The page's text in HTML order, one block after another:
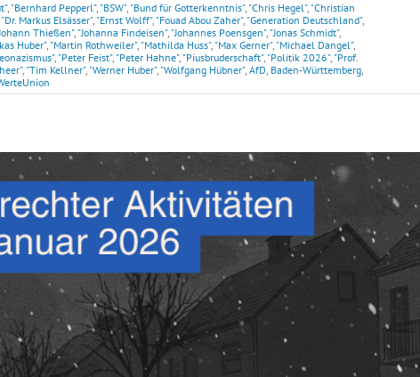
, "Bernhard Pepperl", "BSW", "Bund für Gotterkenntnis", "Chris Hegel", "Christian
"Dr. Markus Elsässer", "Ernst Wolff", "Fouad Abou Zaher", "Generation Deutschland",
Thießen", "Johanna Findeisen", "Johannes Poensgen", "Jonas Schmidt",
Huber", "Martin Rothweiler", "Mathilda Huss", "Max Gerner", "Michael Dangel",
, "Peter Feist", "Peter Hahne", "Piusbruderschaft", "Politik 2026", "Prof.
, "Tim Kellner", "Werner Huber", "Wolfgang Hübner", AfD, Baden-Württemberg,